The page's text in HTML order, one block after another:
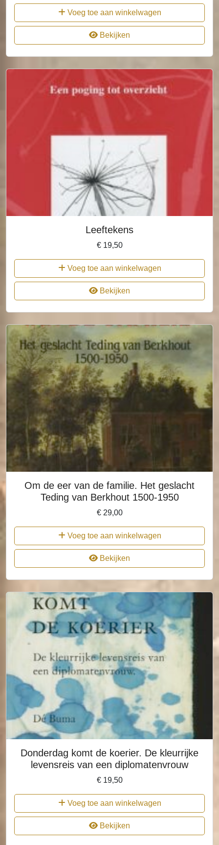
Voeg toe aan winkelwagen
Bekijken
Leeftekens
€19,50
Voeg toe aan winkelwagen
Bekijken
Om de eer van de familie. Het geslacht
Teding van Berkhout 1500-1950
€29,00
Voeg toe aan winkelwagen
Bekijken
Donderdag komt de koerier. De kleurrijke
levensreis van een diplomatenvrouw
€19,50
Voeg toe aan winkelwagen
Bekijken